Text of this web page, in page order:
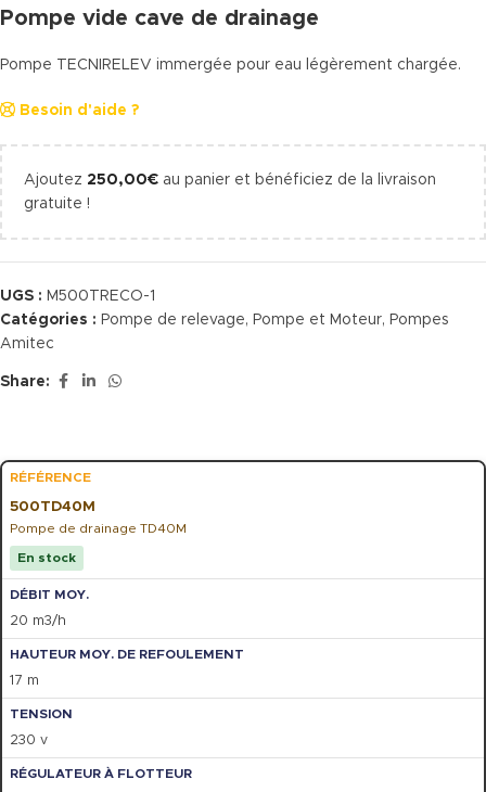
Pompe vide cave de drainage
Pompe TECNIRELEV immergée pour eau légèrement chargée.
Besoin d'aide ?
Ajoutez 250,00€ au panier et bénéficiez de la livraison
gratuite !
UGS : M500TRECO-1
Catégories : Pompe de relevage, Pompe et Moteur, Pompes
Amitec
Share:
500TD40M
Pompe de drainage TD40M
En stock
20 m3/h
17 m
230 v